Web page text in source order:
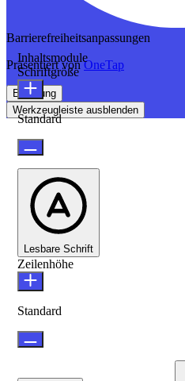
Barrierefreiheitsanpassungen
Präsentiert vonOneTap
Erklärung
Werkzeugleiste ausblenden
Inhaltsmodule
Schriftgröße
Standard
Lesbare Schrift
Zeilenhöhe
Standard